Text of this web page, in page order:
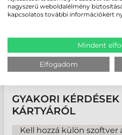
Speciális kivitel–
hologram, arany vagy ezüst
– a 24-48 órás
Pontos árat a paraméterek
ajánlatban adunk. Teljes körű
kártya gyártásszolgáltatásunkat.
GYAKORI
KÁRTYÁRÓL
Kell hozzá külön szoftver
nagyszerű weboldalélmény
kapcsolatos további információkért
Mindent
Elfogadom